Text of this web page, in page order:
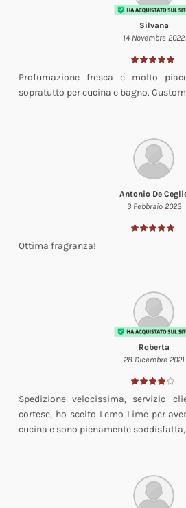
Silvana
14 Novembre 2022
Profumazione fresca e molto
sopratutto per cucina e bagno.
Antonio De
3 Febbraio 2023
Ottima fragranza!
Roberta
28 Dicembre 2021
Spedizione velocissima, servizio
cortese, ho scelto Lemo Lime per
cucina e sono pienamente